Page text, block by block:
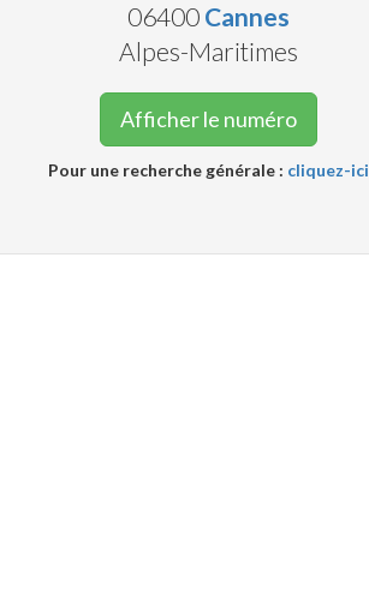
06400 Cannes
Alpes-Maritimes
Afficher le numéro
Pour une recherche générale : cliquez-ici